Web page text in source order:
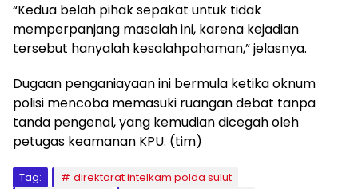
“Kedua belah pihak sepakat untuk tidak
memperpanjang masalah ini, karena kejadian
tersebut hanyalah kesalahpahaman,” jelasnya.
Dugaan penganiayaan ini bermula ketika oknum
polisi mencoba memasuki ruangan debat tanpa
tanda pengenal, yang kemudian dicegah oleh
petugas keamanan KPU. (tim)
Tag:
direktorat intelkam polda sulut